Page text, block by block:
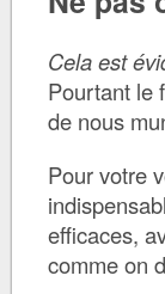
Cela est
Pourtant le
de nous
Pour votre
efficaces,
comme on